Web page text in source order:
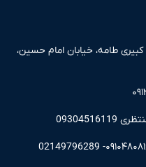
طامه، خیابان امام حسین،